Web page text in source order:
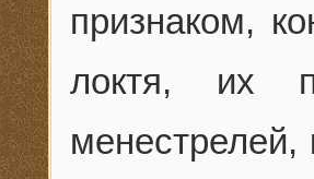
признаком,
локтя, их